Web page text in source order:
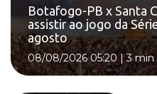
Botafogo-PB x Santa
assistir ao jogo da
agosto
08/08/2026 05:20|3 min